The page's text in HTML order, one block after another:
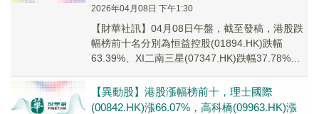
2026年04月08日 下午1:30
【財華社訊】04月08日午盤，截至發稿，港股跌
幅榜前十名分別為恒益控股(01894.HK)跌幅
63.39%、XI二南三星(07347.HK)跌幅37.78%、
【異動股】港股漲幅榜前十，理士國際
(00842.HK)漲66.07%，高科橋(09963.HK)漲